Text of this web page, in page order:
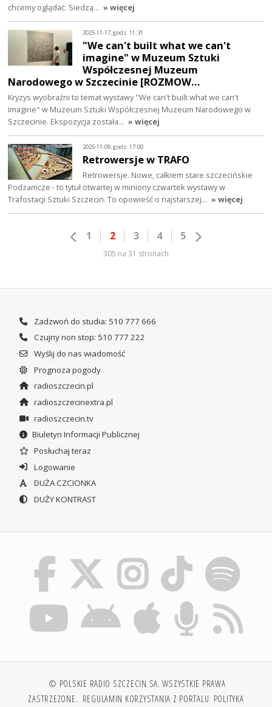
chcemy oglądać. Siedzą… » więcej
2025-11-17, godz. 11:31
"We can't built what we can't
imagine" w Muzeum Sztuki
Współczesnej Muzeum
Narodowego w Szczecinie [ROZMOW…
Kryzys wyobraźni to temat wystawy "We can't built what we can't
imagine" w Muzeum Sztuki Współczesnej Muzeum Narodowego w
Szczecinie. Ekspozycja została… » więcej
2025-11-09, godz. 17:00
Retrowersje w TRAFO
Retrowersje. Nowe, całkiem stare szczecińskie
Podzamcze - to tytuł otwartej w miniony czwartek wystawy w
Trafostacji Sztuki Szczecin. To opowieść o najstarszej… » więcej
1 2 3 4 5
305 na 31 stronach
Zadzwoń do studia: 510 777 666
Czujny non stop: 510 777 222
Wyślij do nas wiadomość
Prognoza pogody
radioszczecin.pl
radioszczecinextra.pl
radioszczecin.tv
Biuletyn Informacji Publicznej
Posłuchaj teraz
Logowanie
DUŻA CZCIONKA
DUŻY KONTRAST
© POLSKIE RADIO SZCZECIN SA. WSZYSTKIE PRAWA
ZASTRZEŻONE. REGULAMIN KORZYSTANIA Z PORTALU POLITYKA